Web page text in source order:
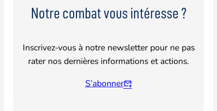
Notre combat vous intéresse ?
Inscrivez-vous à notre newsletter pour ne pas
rater nos dernières informations et actions.
S’abonner